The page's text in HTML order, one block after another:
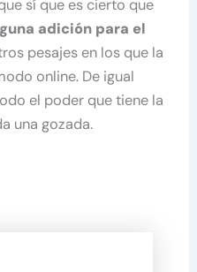
sí que es cierto que
adición para el
pesajes en los que la
online. De igual
el poder que tiene la
una gozada.